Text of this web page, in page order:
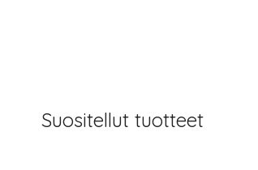
Suositellut tuotteet